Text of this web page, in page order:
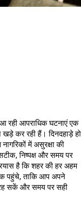
रही आपराधिक घटनाएं एक
खड़े कर रही हैं। दिनदहाड़े हो
में असुरक्षा की
निष्पक्ष और समय पर
है कि शहर की हर अहम
पहुंचे, ताकि आप अपने
सकें और समय पर सही